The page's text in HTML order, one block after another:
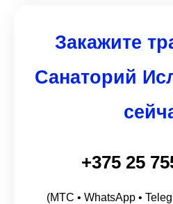
Закажите
Санаторий
+375 25
(МТС • WhatsApp •